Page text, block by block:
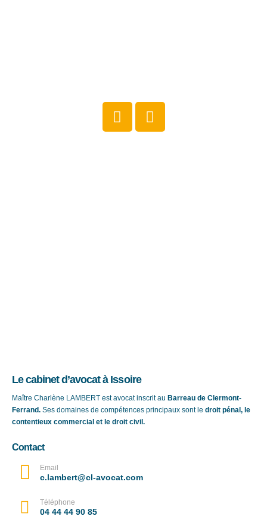
Le cabinet d’avocat à Issoire
Maître Charlène LAMBERT est avocat inscrit au Barreau de Clermont-
Ferrand. Ses domaines de compétences principaux sont le droit pénal, le
contentieux commercial et le droit civil.
Contact
Email
c.lambert@cl-avocat.com
Téléphone
04 44 44 90 85